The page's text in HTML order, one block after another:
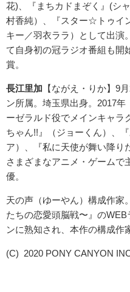
花)、『まちカドまぞく』(シ
村香純）、『スター☆トゥイ
キー／羽衣ララ）として出演
て自身初の冠ラジオ番組も開
賞。
長江里加 【ながえ・りか】9
ン所属。埼玉県出身。2017
ーゼラルド役でメインキャラ
ちゃん!!』（ジョーくん）、
ア）、『私に天使が舞い降り
さまざまなアニメ・ゲームで
優。
天の声（ゆーやん）構成作家
たちの恋愛頭脳戦〜』の
ンに熟知され、本作の構成作
(C) 2020 PONY CANYON